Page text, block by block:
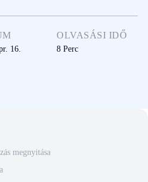
16.
OLVASÁSI IDŐ
8 Perc
megnyitása